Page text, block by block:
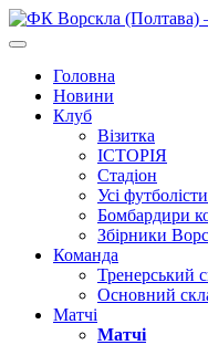
Головна
Новини
Клуб
Візитка
ІСТОРІЯ
Стадіон
Усі
Бомбардири
Збірники
Команда
Тренерський
Основний
Матчі
Матчі